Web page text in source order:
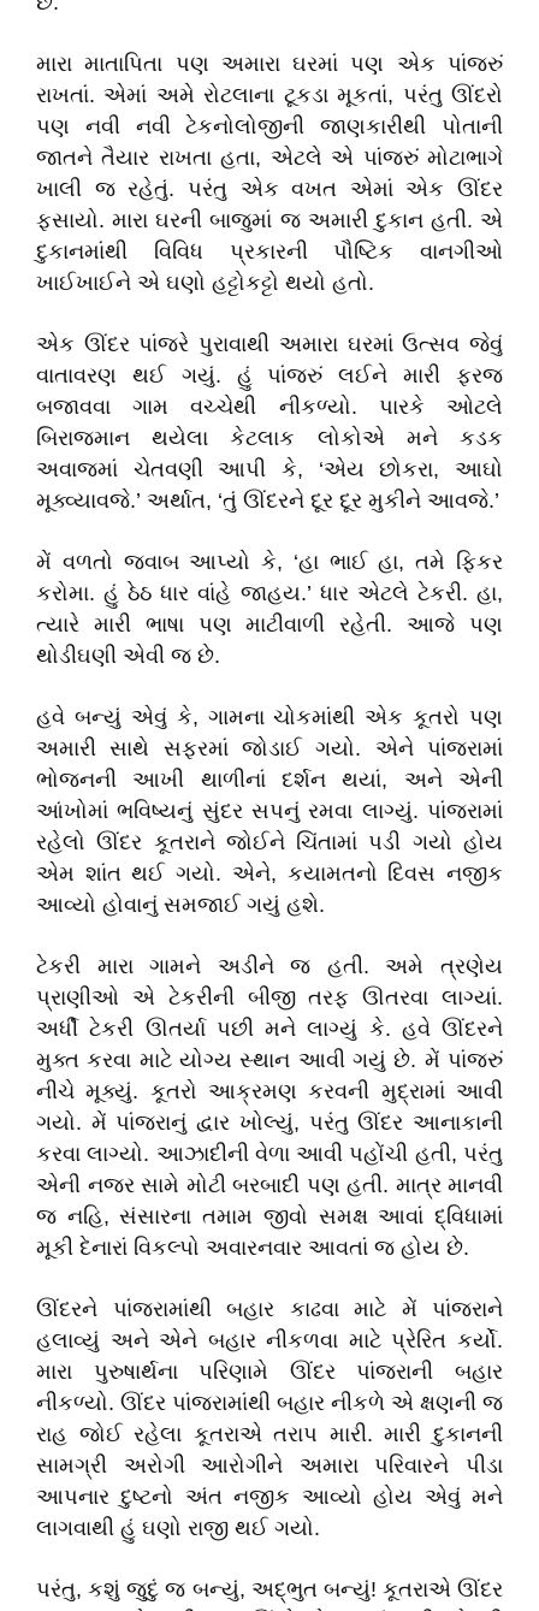
મારા માતાપિતા પણ અમારા ઘરમાં પણ એક પાંજરું
રાખતાં. એમાં અમે રોટલાના ટૂકડા મૂકતાં, પરંતુ ઊંદરો
પણ નવી નવી ટેકનોલોજીની જાણકારીથી પોતાની
જાતને તૈયાર રાખતા હતા, એટલે એ પાંજરું મોટાભાગે
ખાલી જ રહેતું. પરંતુ એક વખત એમાં એક ઊંદર
ફસાયો. મારા ઘરની બાજુમાં જ અમારી દુકાન હતી. એ
દુકાનમાંથી વિવિધ પ્રકારની પૌષ્ટિક વાનગીઓ
ખાઈખાઈને એ ઘણો હટ્ટોકટ્ટો થયો હતો.
એક ઊંદર પાંજરે પુરાવાથી અમારા ઘરમાં ઉત્સવ જેવું
વાતાવરણ થઈ ગયું. હું પાંજરું લઈને મારી ફરજ
બજાવવા ગામ વચ્ચેથી નીકળ્યો. પારકે ઓટલે
બિરાજમાન થયેલા કેટલાક લોકોએ મને કડક
અવાજમાં ચેતવણી આપી કે, ‘એય છોકરા, આઘો
મૂક્વ્યાવજે.’ અર્થાત, ‘તું ઊંદરને દૂર દૂર મુકીને આવજે.’
મેં વળતો જવાબ આપ્યો કે, ‘હા ભાઈ હા, તમે ફિકર
કરોમા. હું ઠેઠ ધાર વાંહે જાહય.’ ધાર એટલે ટેકરી. હા,
ત્યારે મારી ભાષા પણ માટીવાળી રહેતી. આજે પણ
થોડીઘણી એવી જ છે.
હવે બન્યું એવું કે, ગામના ચોકમાંથી એક કૂતરો પણ
અમારી સાથે સફરમાં જોડાઈ ગયો. એને પાંજરામાં
ભોજનની આખી થાળીનાં દર્શન થયાં, અને એની
આંખોમાં ભવિષ્યનું સુંદર સપનું રમવા લાગ્યું. પાંજરામાં
રહેલો ઊંદર કૂતરાને જોઈને ચિંતામાં પડી ગયો હોય
એમ શાંત થઈ ગયો. એને, કયામતનો દિવસ નજીક
આવ્યો હોવાનું સમજાઈ ગયું હશે.
ટેકરી મારા ગામને અડીને જ હતી. અમે ત્રણેય
પ્રાણીઓ એ ટેકરીની બીજી તરફ ઊતરવા લાગ્યાં.
અર્ધી ટેકરી ઊતર્યા પછી મને લાગ્યું કે. હવે ઊંદરને
મુક્ત કરવા માટે યોગ્ય સ્થાન આવી ગયું છે. મેં પાંજરું
નીચે મૂક્યું. કૂતરો આક્રમણ કરવની મુદ્રામાં આવી
ગયો. મેં પાંજરાનું દ્વાર ખોલ્યું, પરંતુ ઊંદર આનાકાની
કરવા લાગ્યો. આઝાદીની વેળા આવી પહોંચી હતી, પરંતુ
એની નજર સામે મોટી બરબાદી પણ હતી. માત્ર માનવી
જ નહિ, સંસારના તમામ જીવો સમક્ષ આવાં દ્વિધામાં
મૂકી દેનારાં વિકલ્પો અવારનવાર આવતાં જ હોય છે.
ઊંદરને પાંજરામાંથી બહાર કાઢવા માટે મેં પાંજરાને
હલાવ્યું અને એને બહાર નીકળવા માટે પ્રેરિત કર્યો.
મારા પુરુષાર્થના પરિણામે ઊંદર પાંજરાની બહાર
નીકળ્યો. ઊંદર પાંજરામાંથી બહાર નીકળે એ ક્ષણની જ
રાહ જોઈ રહેલા કૂતરાએ તરાપ મારી. મારી દુકાનની
સામગ્રી અરોગી આરોગીને અમારા પરિવારને પીડા
આપનાર દુષ્ટનો અંત નજીક આવ્યો હોય એવું મને
લાગવાથી હું ઘણો રાજી થઈ ગયો.
પરંતુ, કશું જુદું જ બન્યું, અદ્ભુત બન્યું! કૂતરાએ ઊંદર